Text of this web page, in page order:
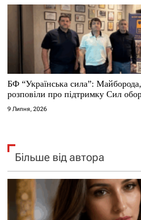
БФ “Українська сила”:
розповіли про підтримку Сил
9 Липня, 2026
Більше від автора